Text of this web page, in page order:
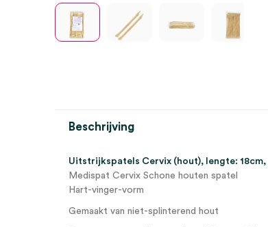
Beschrijving
Uitstrijkspatels Cervix (hout), lengte: 18cm,
Medispat Cervix Schone houten spatel
Hart-vinger-vorm
Gemaakt van niet-splinterend hout